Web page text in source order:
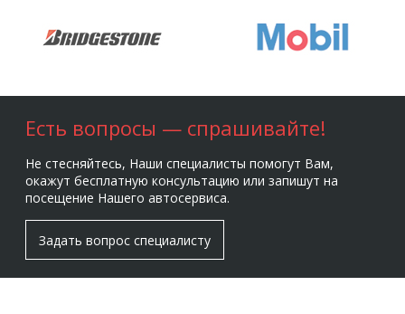
Есть вопросы — спрашивайте!
Не стесняйтесь, Наши специалисты помогут Вам,
окажут бесплатную консультацию или запишут на
посещение Нашего автосервиса.
Задать вопрос специалисту